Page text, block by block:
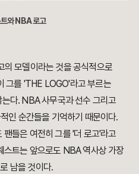
와 NBA 로고
의 모델이라는 것을 공식적으로
그를 'THE LOGO'라고 부르는
다. NBA 사무국과 선수 그리고
인 순간들을 기억하기 때문이다.
들은 여전히 그를 '더 로고'라고
스트는 앞으로도 NBA 역사상 가장
남을 것이다.